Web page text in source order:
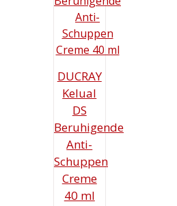
DUCRAY
Kelual
DS
Beruhigende
Anti-
Schuppen
Creme
40 ml